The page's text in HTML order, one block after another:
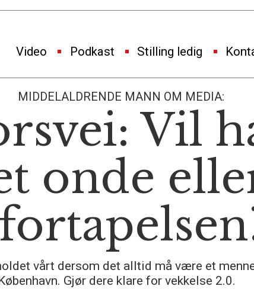
Video Podkast Stilling ledig
MIDDELALDRENDE MANN OM MEDIA:
Vil
onde
vårt dersom det alltid må være et
Gjør dere klare for vekkelse 2.0.